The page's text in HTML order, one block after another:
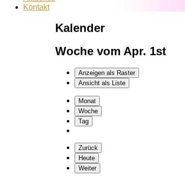
Kontakt
Kalender
Woche vom Apr. 1st
Anzeigen als Raster
Ansicht als Liste
Monat
Woche
Tag
Zurück
Heute
Weiter